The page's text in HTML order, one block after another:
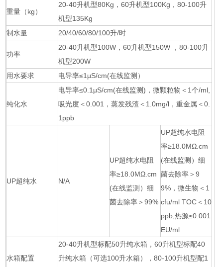
重量（kg）
20-40升机型80Kg，60升机型100Kg，80-100升
机型135Kg
制水量
20/40/60/80/100升/时
功率
20-40升机型100W，60升机型150W ，80-100升
机型200W
用水要求
电导率≤1μS/cm(在线监测）
纯化水
电导率≤0.1μS/cm(在线监测)，微颗粒物＜1个/ml,
吸光度＜0.001，蒸发残渣＜1.0mg/l，重金属＜0.
1ppb
UP超纯水 N/A
UP超纯水电阻
率≥18.0MΩ.cm
(在线监测）细
菌去除率＞99%
UP超纯水电阻
率≥18.0MΩ.cm
(在线监测）细
菌去除率＞9
9%，微生物＜1
cfu/ml TOC＜10
ppb,热源≤0.001
EU/ml
水箱配置
20-40升机型标配50升纯水箱，60升机型标配40
升纯水箱（可选100升水箱），80-100升机型配1